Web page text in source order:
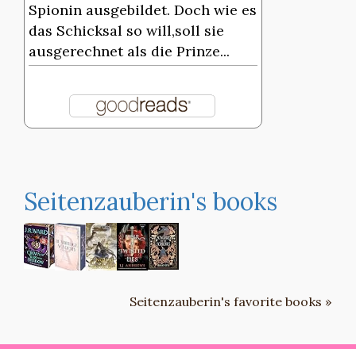
Spionin ausgebildet. Doch wie es
das Schicksal so will,soll sie
ausgerechnet als die Prinze...
Seitenzauberin's books
Seitenzauberin's favorite books »